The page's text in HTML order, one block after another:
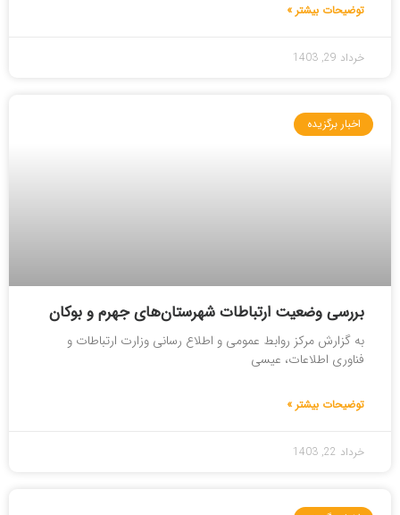
توضیحات بیشتر »
خرداد 29, 1403
اخبار برگزیده
بررسی وضعیت ارتباطات شهرستان‌های جهرم و بوکان
به گزارش مرکز روابط عمومی و اطلاع رسانی وزارت ارتباطات و
فناوری اطلاعات، عیسی
توضیحات بیشتر »
خرداد 22, 1403